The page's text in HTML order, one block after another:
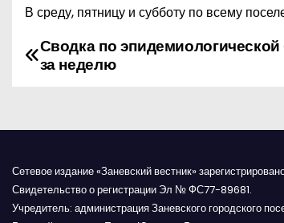
В среду, пятницу и субботу по всему
Н
г
Сводка по эпидемиологической
за неделю
Сетевое издание «Заневский вестник»
Свидетельство о регистрации Эл № ФС77-89681.
Учредитель: администрация Заневского городского